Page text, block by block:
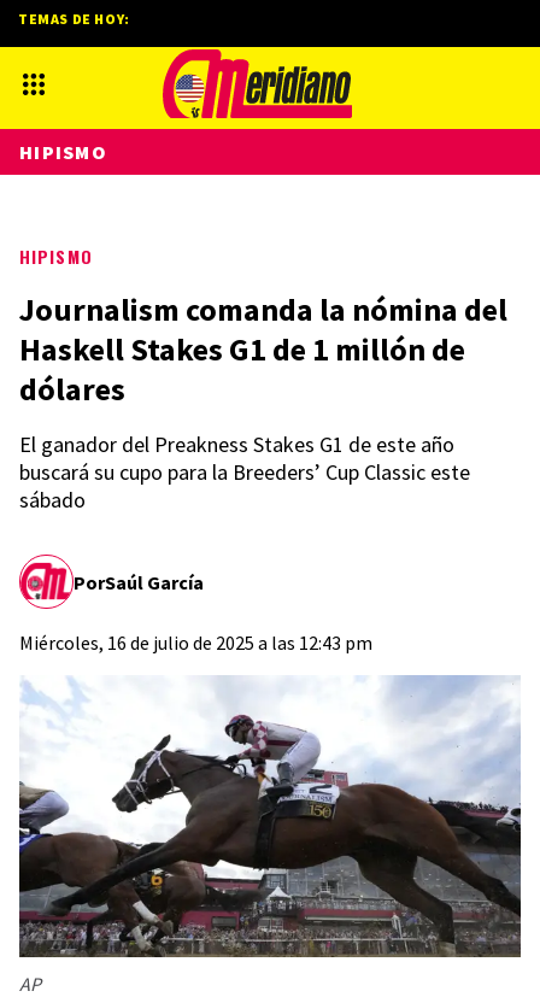
HIPISMO
Journalism comanda la nómina del
Haskell Stakes G1 de 1 millón de
dólares
El ganador del Preakness Stakes G1 de este año
buscará su cupo para la Breeders’ Cup Classic este
sábado
PorSaúl García
Miércoles, 16 de julio de 2025 a las 12:43 pm
AP
TEMAS DE HOY:
HIPISMO